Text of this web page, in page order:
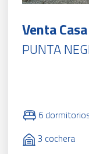
Venta Casa
PUNTA
6
3 cochera